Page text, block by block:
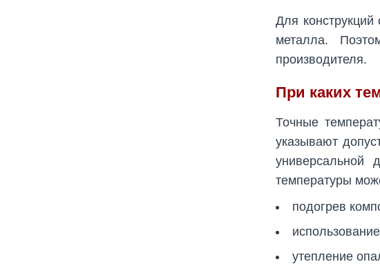
Для
металла.
производителя.
При каких
Точные
указывают
универсальной
температуры
подогрев
утепление